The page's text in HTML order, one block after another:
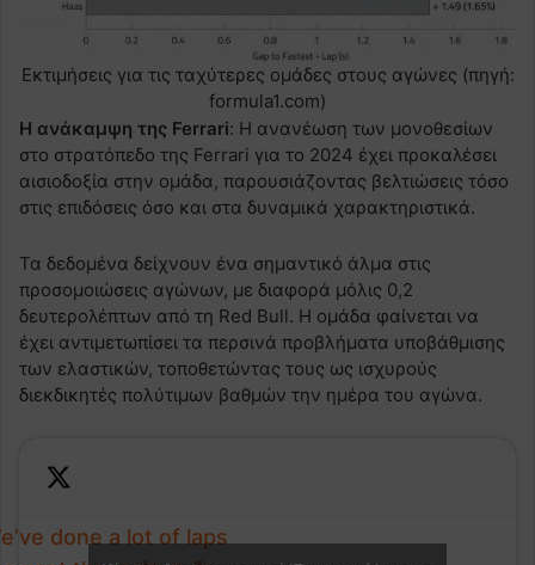
Εκτιμήσεις για τις ταχύτερες ομάδες στους αγώνες (πηγή:
formula1.com)
Η ανάκαμψη της Ferrari: Η ανανέωση των μονοθεσίων
στο στρατόπεδο της Ferrari για το 2024 έχει προκαλέσει
αισιοδοξία στην ομάδα, παρουσιάζοντας βελτιώσεις τόσο
στις επιδόσεις όσο και στα δυναμικά χαρακτηριστικά.
Τα δεδομένα δείχνουν ένα σημαντικό άλμα στις
προσομοιώσεις αγώνων, με διαφορά μόλις 0,2
δευτερολέπτων από τη Red Bull. Η ομάδα φαίνεται να
έχει αντιμετωπίσει τα περσινά προβλήματα υποβάθμισης
των ελαστικών, τοποθετώντας τους ως ισχυρούς
διεκδικητές πολύτιμων βαθμών την ημέρα του αγώνα.
done a lot of laps